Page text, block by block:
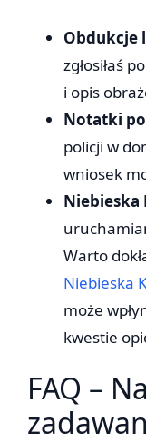
Obdukcje
zgłosiłaś
i opis
Notatki
policji w
wniosek
Niebieska
Warto
Niebieska
może
kwestie
FAQ –